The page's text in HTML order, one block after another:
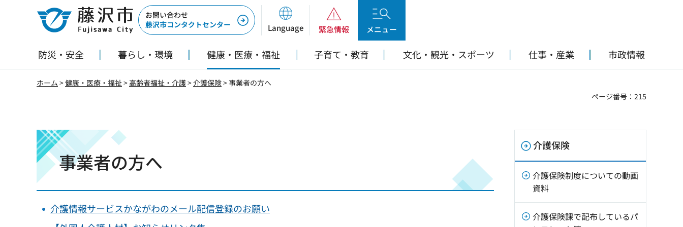
藤沢市
お問い合わせ
藤沢市コンタクトセンター
Language 緊急情報 メニュー
防災・安全 暮らし・環境 健康・医療・福祉 子育て・教育 文化・観光・スポーツ 仕事・産業 市政情報
ホーム >健康・医療・福祉 > 高齢者福祉・介護>介護保険> 事業者の方へ
ページ番号：215
事業者の方へ
介護情報サービスかながわのメール配信登録のお願い
介護保険
介護保険制度についての動画
資料
介護保険課で配布しているパ